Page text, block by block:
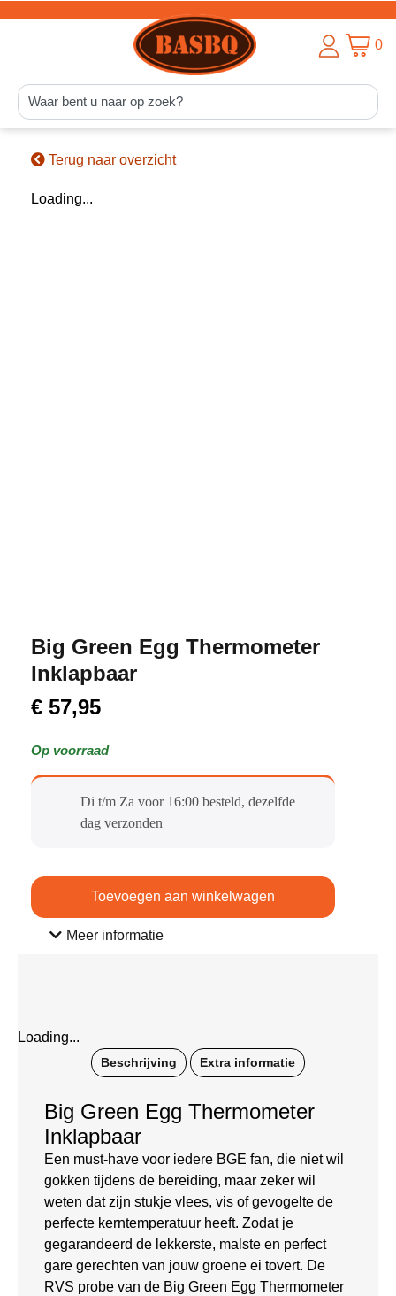
0
Terug naar overzicht
Loading...
Big Green Egg Thermometer
Inklapbaar
€ 57,95
Op voorraad
Di t/m Za voor 16:00 besteld, dezelfde
dag verzonden​
Toevoegen aan winkelwagen
Meer informatie
Loading...
Beschrijving Extra informatie
Big Green Egg Thermometer
Inklapbaar
Een must-have voor iedere BGE fan, die niet wil
gokken tijdens de bereiding, maar zeker wil
weten dat zijn stukje vlees, vis of gevogelte de
perfecte kerntemperatuur heeft. Zodat je
gegarandeerd de lekkerste, malste en perfect
gare gerechten van jouw groene ei tovert. De
RVS probe van de Big Green Egg Thermometer